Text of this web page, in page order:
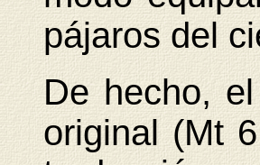
pájaros del
De hecho,
original (Mt